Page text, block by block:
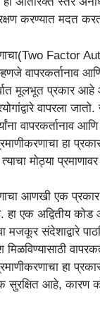
करण्यात मदत
Factor
वापरकर्तानाव
मूलभूत प्रकार
वापरला
वापरकर्तानाव
हा
मोठ्या
आणखी एक
हा एक अद्वितीय
मजकूर संदेशाद्वारे
हा प्रकार
सुरक्षित आहे,